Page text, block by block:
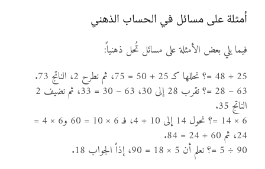
أمثلة على مسائل في الحساب الذهني
فيما يلي بعض الأمثلة على مسائل تُحل ذهنياً:
25 + 48 =؟ نحللها كـ 25 + 50 = 75، ثم نطرح 2، الناتج 73.
63 – 28 =؟ نقرب 28 إلى 30، 63 – 30 = 33، ثم نضيف 2
الناتج 35.
6 × 14 =؟ نحول 14 إلى 10 + 4، فـ 6 × 10 = 60 و6 × 4 =
24، ثم 60 + 24 = 84.
90 ÷ 5 =؟ نعلم أن 5 × 18 = 90، إذاً الجواب 18.